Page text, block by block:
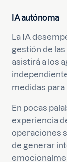
IA autónoma
La IA
gestión de
asistirá a los
medidas
En pocas
experiencia
operaciones
de generar